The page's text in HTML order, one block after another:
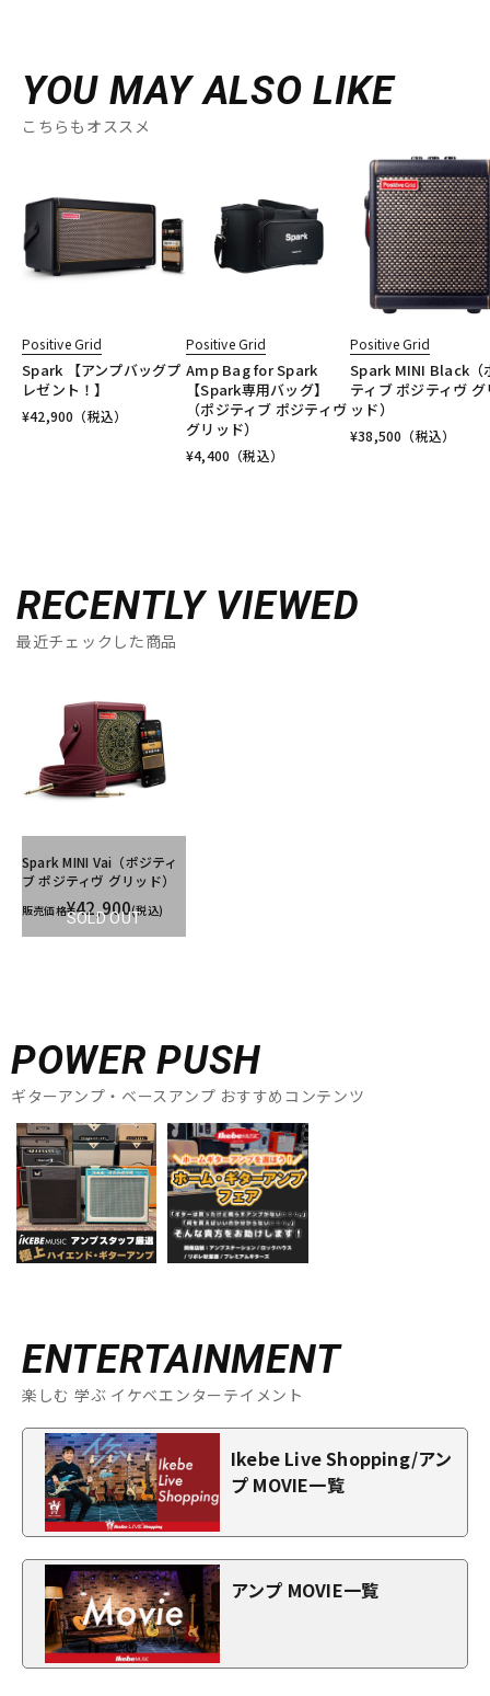
YOU MAY ALSO LIKE
こちらもオススメ
Positive Grid
Spark 【アンプバッグプ
レゼント！】
¥42,900 （税込）
Positive Grid
Amp Bag for Spark
【Spark専用バッグ】
（ポジティブ ポジティヴ
グリッド）
¥4,400 （税込）
Positive Grid
Spark MINI Black（
ティブ ポジティヴ グ
ッド）
¥38,500 （税込）
RECENTLY VIEWED
最近チェックした商品
SOLD OUT
Spark MINI Vai（ポジティ
ブ ポジティヴ グリッド）
販売価格¥42,900(税込)
POWER PUSH
ギターアンプ・ベースアンプ おすすめコンテンツ
ENTERTAINMENT
楽しむ 学ぶ イケベエンターテイメント
Ikebe Live Shopping/アン
プ MOVIE一覧
アンプ MOVIE一覧